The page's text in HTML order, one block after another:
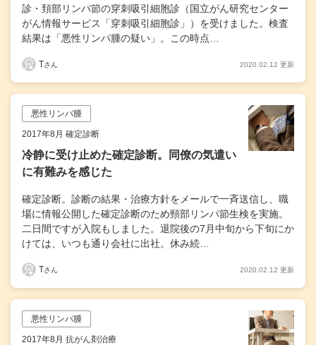
診・頚部リンパ節の穿刺吸引細胞診（国立がん研究センター
がん情報サービス「穿刺吸引細胞診」）を受けました。検査
結果は「悪性リンパ腫の疑い」。この時点…
Tさん 2020.02.12 更新
悪性リンパ腫
2017年8月 確定診断
冷静に受け止めた確定診断。同僚の気遣い
に有難みを感じた
確定診断。診断の結果・治療方針をメールで一斉送信し、職
場に情報公開した確定診断のため頸部リンパ節生検を実施。
二日間ですが入院もしました。退院後の7月中旬から下旬にか
けては、いつも通り会社に出社。休み続…
Tさん 2020.02.12 更新
悪性リンパ腫
2017年8月 抗がん剤治療